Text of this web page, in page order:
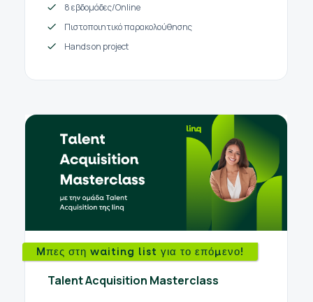
8 εβδομάδες/Online
Πιστοποιητικό παρακολούθησης
Hands on project
Mπες στη waiting list για το επόμενο!
Talent Acquisition Masterclass